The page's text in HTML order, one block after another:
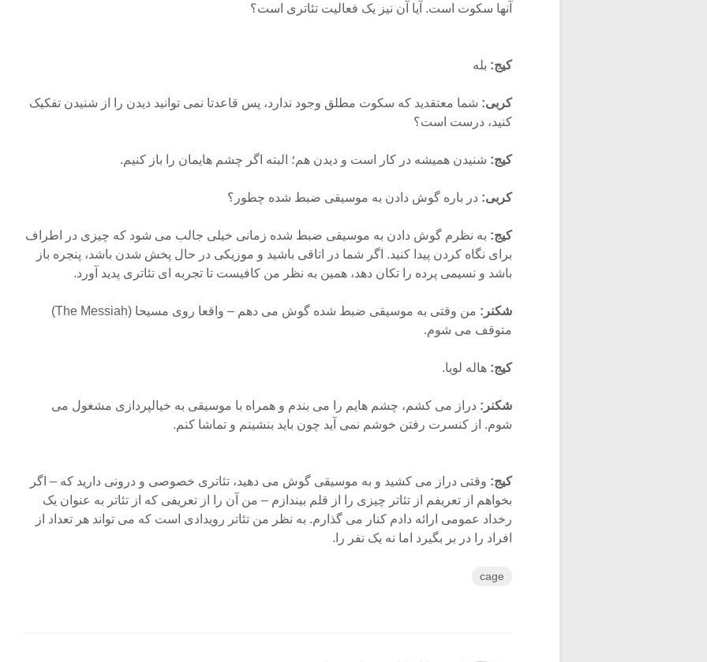
آنها سکوت است. آیا آن نیز یک فعالیت تئاتری است؟
کیج: بله
کربی: شما معتقدید که سکوت مطلق وجود ندارد، پس قاعدتا نمی توانید دیدن را از شنیدن تفکیک
کنید، درست است؟
کیج: شنیدن همیشه در کار است و دیدن هم؛ البته اگر چشم هایمان را باز کنیم.
کربی: در باره گوش دادن به موسیقی ضبط شده چطور؟
کیج: به نظرم گوش دادن به موسیقی ضبط شده زمانی خیلی جالب می شود که چیزی در اطراف
برای نگاه کردن پیدا کنید. اگر شما در اتاقی باشید و موزیکی در حال پخش شدن باشد، پنجره باز
باشد و نسیمی پرده را تکان دهد، همین به نظر من کافیست تا تجربه ای تئاتری پدید آورد.
شکنر:
من وقتی به موسیقی ضبط شده گوش می دهم – واقعا روی مسیحا (The Messiah)
متوقف می شوم.
کیج: هاله لویا.
شکنر: دراز می کشم، چشم هایم را می بندم و همراه با موسیقی به خیالپردازی مشغول می
شوم. از کنسرت رفتن خوشم نمی آید چون باید بنشینم و تماشا کنم.
کیج: وقتی دراز می کشید و به موسیقی گوش می دهید، تئاتری خصوصی و درونی دارید که – اگر
بخواهم از تعریفم از تئاتر چیزی را از قلم بیندازم – من آن را از تعریفی که از تئاتر به عنوان یک
رخداد عمومی ارائه دادم کنار می گذارم. به نظر من تئاتر رویدادی است که می تواند هر تعداد از
افراد را در بر بگیرد اما نه یک نفر را.
cage